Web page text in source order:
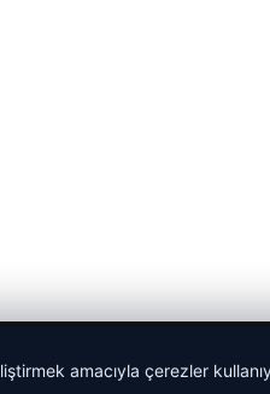
amacıyla çerezler